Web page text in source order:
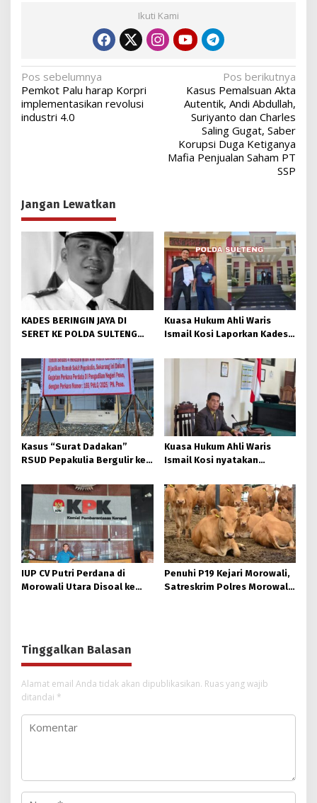
Ikuti Kami
Navigasi
pos
Pos sebelumnya
Pemkot Palu harap Korpri
implementasikan revolusi
industri 4.0
Pos berikutnya
Kasus Pemalsuan Akta
Autentik, Andi Abdullah,
Suriyanto dan Charles
Saling Gugat, Saber
Korupsi Duga Ketiganya
Mafia Penjualan Saham PT
SSP
Jangan Lewatkan
KADES BERINGIN JAYA DI
SERET KE POLDA SULTENG
KASUS TANAH ALMARHUM
KOSI.
Kuasa Hukum Ahli Waris
Ismail Kosi Laporkan Kades
Sulteng Atas Dugaan
Keterangan Palsu di Sidang.
Kasus “Surat Dadakan”
RSUD Pepakulia Bergulir ke
Laporkan Camat hingga
Sekda Morowali.
Kuasa Hukum Ahli Waris
Ismail Kosi nyatakan
Tinggi Sulteng, terkait
Putusan PN Poso.
IUP CV Putri Perdana di
Morowali Utara Disoal ke
Penuhi P19 Kejari Morowali,
Satreskrim Polres Morowali
Tinggalkan Balasan
Alamat email Anda tidak akan dipublikasikan. Ruas yang wajib
ditandai *